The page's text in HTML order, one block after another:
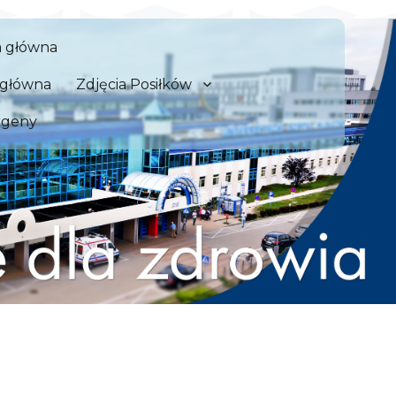
Kliniczny we
zdrowia
główna
Zdjęcia Posiłków